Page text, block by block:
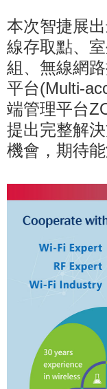
本次智捷展
線存取點、
組、無線網
平台(Multi-
端管理平台
提出完整解
機會，期待